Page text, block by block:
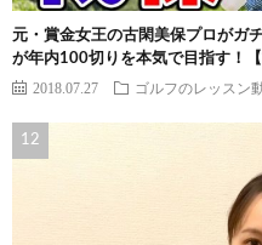
元・賞金女王の古閑美保プロがガ
が年内100切りを本気で目指す！
2018.07.27 ゴルフのレッスン